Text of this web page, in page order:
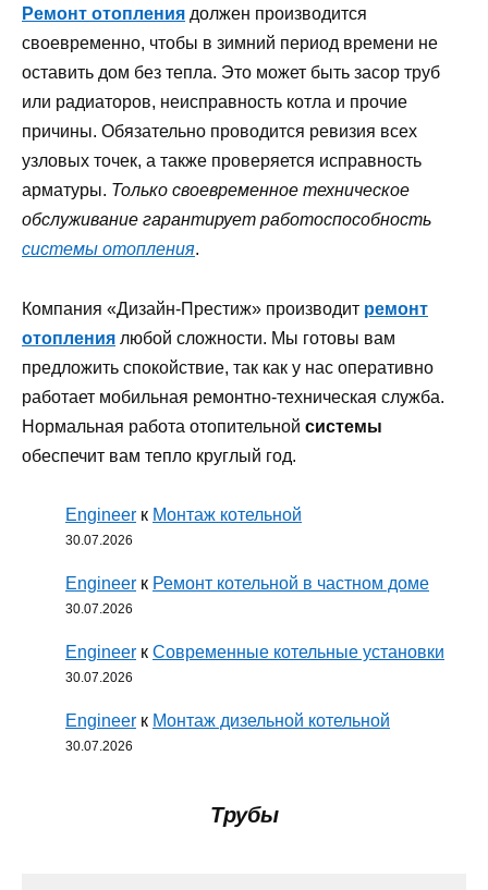
Ремонт отопления должен производится
своевременно, чтобы в зимний период времени не
оставить дом без тепла. Это может быть засор труб
или радиаторов, неисправность котла и прочие
причины. Обязательно проводится ревизия всех
узловых точек, а также проверяется исправность
арматуры. Только своевременное техническое
обслуживание гарантирует работоспособность
системы отопления.
Компания «Дизайн-Престиж» производит ремонт
отопления любой сложности. Мы готовы вам
предложить спокойствие, так как у нас оперативно
работает мобильная ремонтно-техническая служба.
Нормальная работа отопительной системы
обеспечит вам тепло круглый год.
Engineer к Монтаж котельной
30.07.2026
Engineer к Ремонт котельной в частном доме
30.07.2026
Engineer к Современные котельные установки
30.07.2026
Engineer к Монтаж дизельной котельной
30.07.2026
Трубы